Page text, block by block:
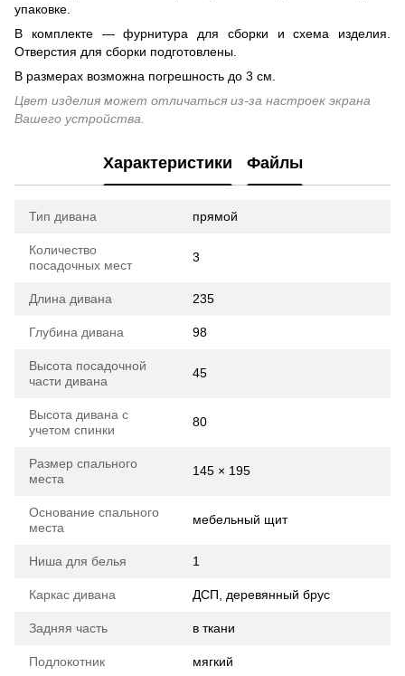
упаковке.
В комплекте — фурнитура для сборки и схема изделия.
Отверстия для сборки подготовлены.
В размерах возможна погрешность до 3 см.
Цвет изделия может отличаться из-за настроек экрана
Вашего устройства.
Характеристики Файлы
Тип дивана прямой
Количество
посадочных мест
3
Длина дивана 235
Глубина дивана 98
Высота посадочной
части дивана
45
Высота дивана с
учетом спинки
80
Размер спального
места
145 × 195
Основание спального
места
мебельный щит
Ниша для белья 1
Каркас дивана ДСП, деревянный брус
Задняя часть в ткани
Подлокотник мягкий